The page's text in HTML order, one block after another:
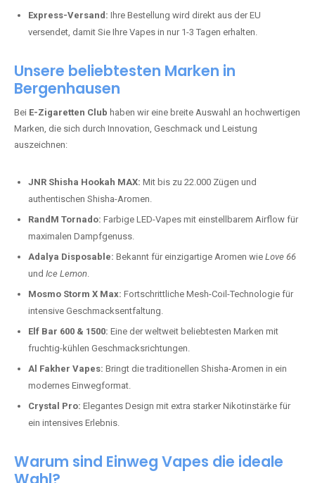
Express-Versand: Ihre Bestellung wird direkt aus der EU
versendet, damit Sie Ihre Vapes in nur 1-3 Tagen erhalten.
Unsere beliebtesten Marken in
Bergenhausen
Bei E-Zigaretten Club haben wir eine breite Auswahl an hochwertigen
Marken, die sich durch Innovation, Geschmack und Leistung
auszeichnen:
JNR Shisha Hookah MAX: Mit bis zu 22.000 Zügen und
authentischen Shisha-Aromen.
RandM Tornado: Farbige LED-Vapes mit einstellbarem Airflow für
maximalen Dampfgenuss.
Adalya Disposable: Bekannt für einzigartige Aromen wie Love 66
und Ice Lemon.
Mosmo Storm X Max: Fortschrittliche Mesh-Coil-Technologie für
intensive Geschmacksentfaltung.
Elf Bar 600 & 1500: Eine der weltweit beliebtesten Marken mit
fruchtig-kühlen Geschmacksrichtungen.
Al Fakher Vapes: Bringt die traditionellen Shisha-Aromen in ein
modernes Einwegformat.
Crystal Pro: Elegantes Design mit extra starker Nikotinstärke für
ein intensives Erlebnis.
Warum sind Einweg Vapes die ideale